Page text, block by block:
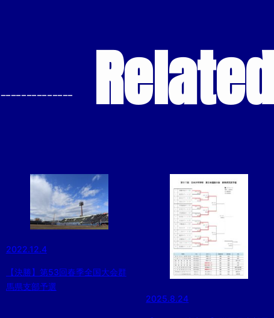
--------------
2022.12.4
【決勝】第53回春季全国大会群
馬県支部予選
2025.8.24